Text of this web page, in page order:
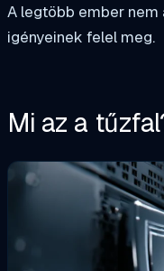
A legtöbb ember
igényeinek felel meg.
Mi az a